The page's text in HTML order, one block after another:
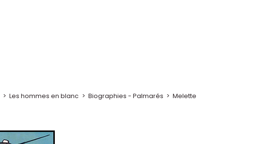
> Les hommes en blanc > Biographies - Palmarés > Melette